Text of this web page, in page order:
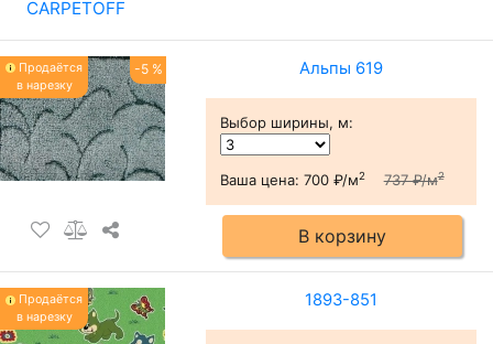
CARPETOFF
-5 %
Продаётся
в нарезку
Альпы 619
Выбор ширины, м:
Ваша цена: 700 ₽/м2 737 ₽/м2
В корзину
Продаётся
в нарезку
1893-851